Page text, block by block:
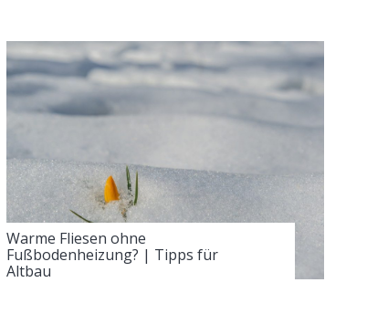
Warme Fliesen ohne
Fußbodenheizung? | Tipps für
Altbau